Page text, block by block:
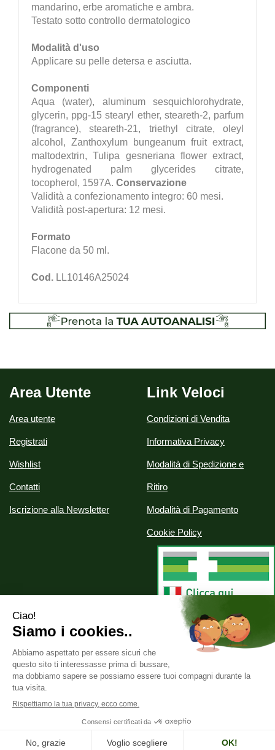
mandarino, erbe aromatiche e ambra.
Testato sotto controllo dermatologico
Modalità d'uso
Applicare su pelle detersa e asciutta.
Componenti
Aqua (water), aluminum sesquichlorohydrate,
glycerin, ppg-15 stearyl ether, steareth-2, parfum
(fragrance), steareth-21, triethyl citrate, oleyl
alcohol, Zanthoxylum bungeanum fruit extract,
maltodextrin, Tulipa gesneriana flower extract,
hydrogenated palm glycerides citrate,
tocopherol, 1597A. Conservazione
Validità a confezionamento integro: 60 mesi.
Validità post-apertura: 12 mesi.
Formato
Flacone da 50 ml.
Cod. LL10146A25024
Area Utente
Area utente
Registrati
Wishlist
Contatti
Iscrizione alla Newsletter
Link Veloci
Condizioni di Vendita
Informativa Privacy
Modalità di Spedizione e
Ritiro
Modalità di Pagamento
Cookie Policy
Alchimia srl - Via Nazionale, 29 07020 Palau (SS)
info@parafarmaciealchimia.it
02286420902 | Numero R.E.A.: SS-163134
Web DesignFulcri srl